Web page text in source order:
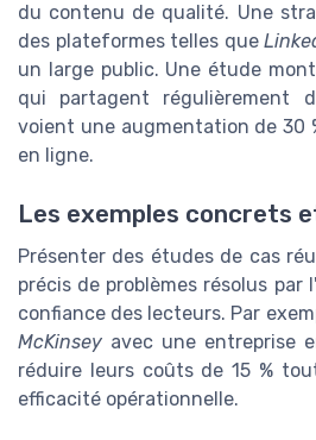
du contenu de qualité. Une
des plateformes telles que
un large public. Une étude
qui partagent régulièrement
voient une augmentation de 30
en ligne.
Les exemples concrets
Présenter des études de cas
précis de problèmes résolus
confiance des lecteurs. Par
McKinsey avec une entreprise
réduire leurs coûts de 15 %
efficacité opérationnelle.